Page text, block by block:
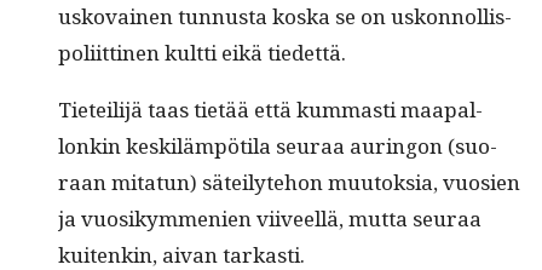
uskovainen tun­nus­ta kos­ka se on uskon­nol­lis-
poli­it­ti­nen kult­ti eikä tiedettä.
Tieteil­i­jä taas tietää että kum­masti maa­pal­
lonkin keskiläm­pöti­la seu­raa auringon (suo­
raan mitatun) säteilyte­hon muu­tok­sia, vuosien
ja vuosikym­me­nien viiveel­lä, mut­ta seu­raa
kuitenkin, aivan tarkasti.